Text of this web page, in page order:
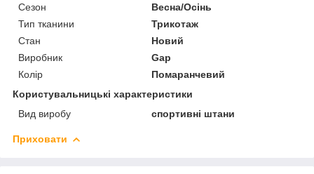
Сезон
Весна/Осінь
Тип тканини
Трикотаж
Стан
Новий
Виробник
Gap
Колір
Помаранчевий
Користувальницькі характеристики
Вид виробу
спортивні штани
Приховати